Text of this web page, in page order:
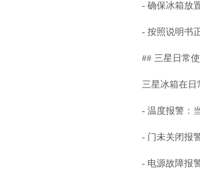
- 确保冰箱放
- 按照说明书
## 三星日常
三星冰箱在日
- 温度报警：
- 门未关闭报
- 电源故障报